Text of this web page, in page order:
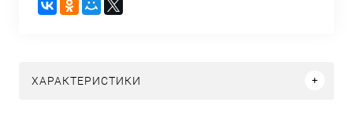
ХАРАКТЕРИСТИКИ